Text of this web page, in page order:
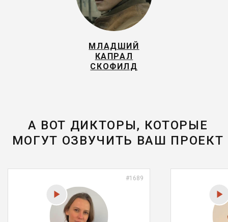
МЛАДШИЙ
КАПРАЛ
СКОФИЛД
А ВОТ ДИКТОРЫ, КОТОРЫЕ
МОГУТ ОЗВУЧИТЬ ВАШ ПРОЕКТ
#1689